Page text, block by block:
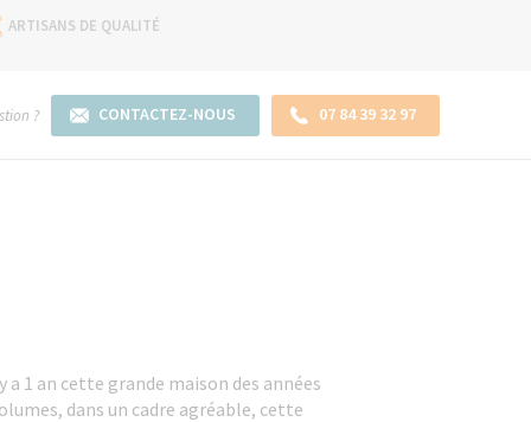
ARTISANS DE QUALITÉ
? CONTACTEZ-NOUS 07 84 39 32 97
a 1 an cette grande maison des années
dans un cadre agréable, cette